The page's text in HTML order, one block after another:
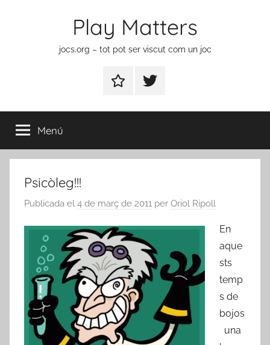
Play Matters
jocs.org – tot pot ser viscut com un joc
ContactarElement
menú
Menú
Psicòleg!!!
Publicada el 4 de març de 2011 per Oriol Ripoll
En
aque
sts
temp
s de
bojos
una